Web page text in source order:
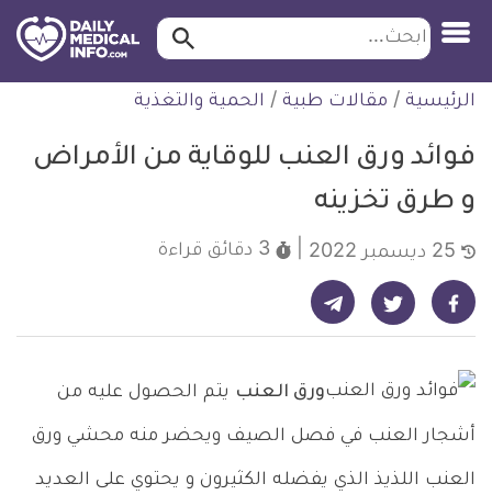
التخطي
للمحتوى
طبية
ابحث ابحث…
الرئيسية / مقالات طبية / الحمية والتغذية
فوائد ورق العنب للوقاية من الأمراض
و طرق تخزينه
3 دقائق قراءة
شارك على فيسبوك - ديلي ميديكال انفو شارك على تويتر - ديلي ميديكال انفو شارك على تيليجرام - ديلي ميديكال انفو
ورق العنب يتم الحصول عليه من
أشجار العنب في فصل الصيف ويحضر منه محشي ورق
العنب اللذيذ الذي يفضله الكثيرون و يحتوي على العديد